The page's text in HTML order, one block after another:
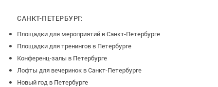
САНКТ-ПЕТЕРБУРГ:
Площадки для мероприятий в Санкт-Петербурге
Площадки для тренингов в Петербурге
Конференц-залы в Петербурге
Лофты для вечеринок в Санкт-Петербурге
Новый год в Петербурге